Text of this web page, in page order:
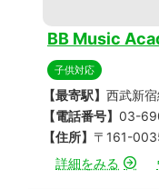
BB Music
子供対応
【最寄駅】 西武新
【電話番号】 03-
【住所】 〒161-
詳細をみる